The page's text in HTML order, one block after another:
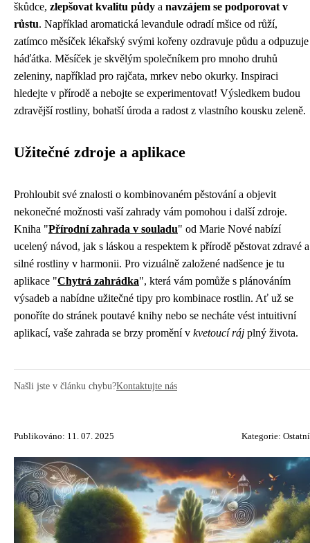
škůdce, zlepšovat kvalitu půdy a navzájem se podporovat v
růstu. Například aromatická levandule odradí mšice od růží,
zatímco měsíček lékařský svými kořeny ozdravuje půdu a odpuzuje
háďátka. Měsíček je skvělým společníkem pro mnoho druhů
zeleniny, například pro rajčata, mrkev nebo okurky. Inspiraci
hledejte v přírodě a nebojte se experimentovat! Výsledkem budou
zdravější rostliny, bohatší úroda a radost z vlastního kousku zeleně.
Užitečné zdroje a aplikace
Prohloubit své znalosti o kombinovaném pěstování a objevit
nekonečné možnosti vaší zahrady vám pomohou i další zdroje.
Kniha "Přírodní zahrada v souladu" od Marie Nové nabízí
ucelený návod, jak s láskou a respektem k přírodě pěstovat zdravé a
silné rostliny v harmonii. Pro vizuálně založené nadšence je tu
aplikace "Chytrá zahrádka", která vám pomůže s plánováním
výsadeb a nabídne užitečné tipy pro kombinace rostlin. Ať už se
ponoříte do stránek poutavé knihy nebo se necháte vést intuitivní
aplikací, vaše zahrada se brzy promění v kvetoucí ráj plný života.
Našli jste v článku chybu?Kontaktujte nás
Publikováno: 11. 07. 2025 Kategorie: Ostatní